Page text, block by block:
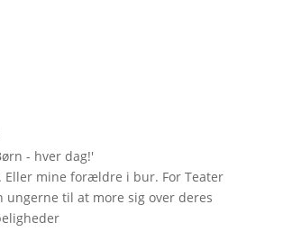
- hver dag!'
Eller mine forældre i bur. For Teater
ungerne til at more sig over deres